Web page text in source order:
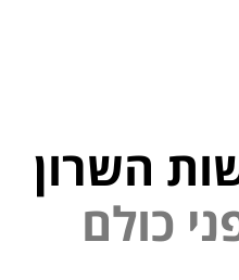
השרון
כ ולם פ